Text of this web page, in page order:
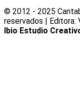
© 2012 - 2025
reservados | Editora:
Ibio Estudio